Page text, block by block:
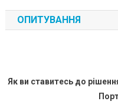
ОПИТУВАННЯ
Як ви ставитесь до